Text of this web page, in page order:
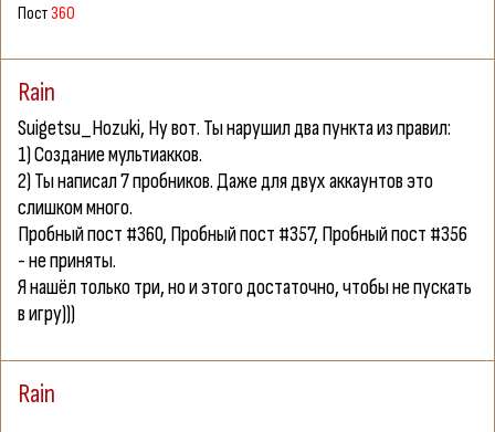
Пост36О
Rain
Suigetsu_Hozuki, Ну вот. Ты нарушил два пункта из правил:
1) Создание мультиакков.
2) Ты написал 7 пробников. Даже для двух аккаунтов это
слишком много.
Пробный пост #360, Пробный пост #357, Пробный пост #356
- не приняты.
Я нашёл только три, но и этого достаточно, чтобы не пускать
в игру)))
Rain